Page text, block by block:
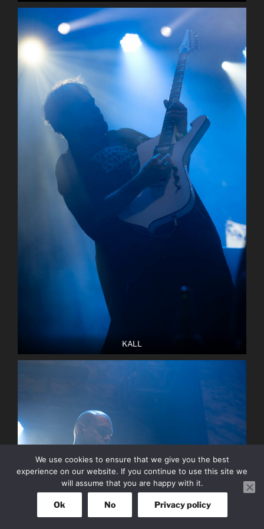
KALL
We use cookies to ensure that we give you the best
experience on our website. If you continue to use this site we
will assume that you are happy with it.
Ok No Privacy policy